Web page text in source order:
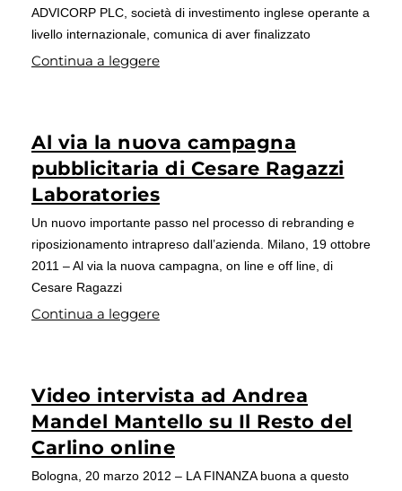
ADVICORP PLC, società di investimento inglese operante a
livello internazionale, comunica di aver finalizzato
Continua a leggere
Al via la nuova campagna
pubblicitaria di Cesare Ragazzi
Laboratories
Un nuovo importante passo nel processo di rebranding e
riposizionamento intrapreso dall’azienda. Milano, 19 ottobre
2011 – Al via la nuova campagna, on line e off line, di
Cesare Ragazzi
Continua a leggere
Video intervista ad Andrea
Mandel Mantello su Il Resto del
Carlino online
Bologna, 20 marzo 2012 – LA FINANZA buona a questo